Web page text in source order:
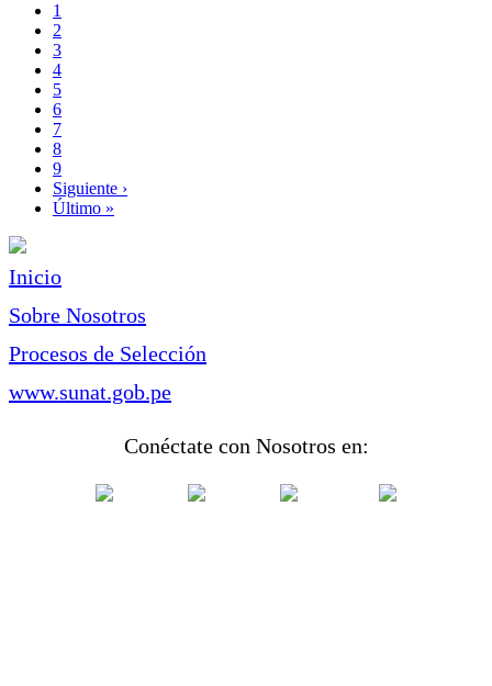
Paginación
Página
actual
1
Page
2
Page
3
Page
4
Page
5
Page
6
Page
7
Page
8
Page
9
Siguiente
página
Siguiente ›
Última
Último »
Inicio
Sobre Nosotros
Procesos de Selección
www.sunat.gob.pe
Conéctate con Nosotros en: